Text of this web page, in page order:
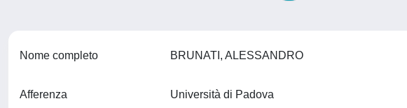
Nome completo BRUNATI, ALESSANDRO
Afferenza Università di Padova